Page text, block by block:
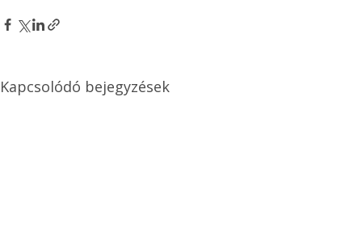
Kapcsolódó bejegyzések